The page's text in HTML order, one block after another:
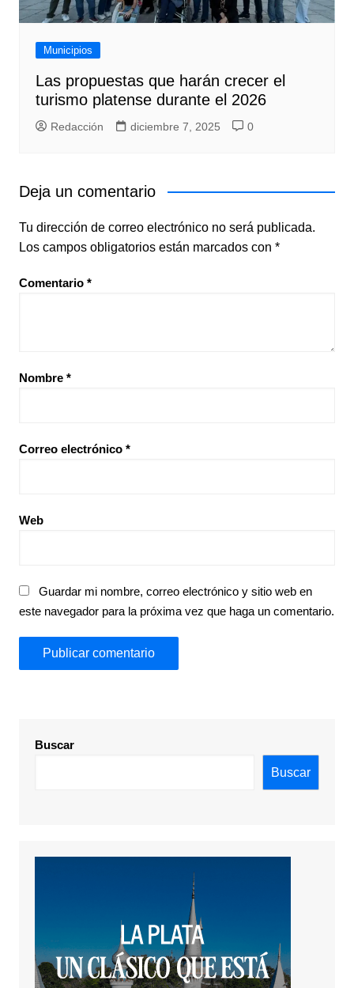
Municipios
Las propuestas que harán crecer el
turismo platense durante el 2026
Redacción diciembre 7, 2025 0
Deja un comentario
Tu dirección de correo electrónico no será publicada.
Los campos obligatorios están marcados con *
Comentario *
Nombre *
Correo electrónico *
Web
Guardar mi nombre, correo electrónico y sitio web en
este navegador para la próxima vez que haga un comentario.
Buscar
Buscar